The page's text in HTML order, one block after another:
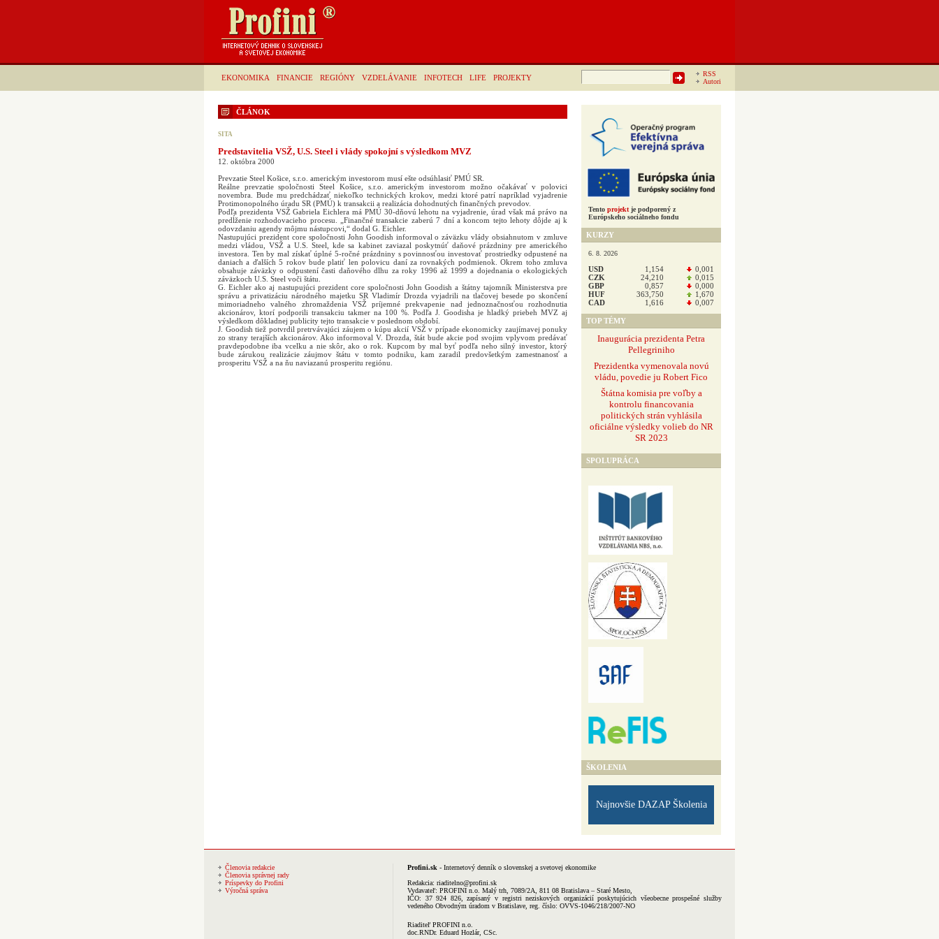
EKONOMIKA FINANCIE REGIÓNY VZDELÁVANIE INFOTECH LIFE PROJEKTY
RSS
Autori
Hľadať:
ČLÁNOK
SITA
Predstavitelia VSŽ, U.S. Steel i vlády spokojní s výsledkom MVZ
12. októbra 2000
Prevzatie Steel Košice, s.r.o. americkým investorom musí ešte odsúhlasiť PMÚ SR.
Reálne prevzatie spoločnosti Steel Košice, s.r.o. americkým investorom možno očakávať v polovici
novembra. Bude mu predchádzať niekoľko technických krokov, medzi ktoré patrí napríklad vyjadrenie
Protimonopolného úradu SR (PMÚ) k transakcii a realizácia dohodnutých finančných prevodov.
Podľa prezidenta VSŽ Gabriela Eichlera má PMÚ 30-dňovú lehotu na vyjadrenie, úrad však má právo na
predĺženie rozhodovacieho procesu. „Finančné transakcie zaberú 7 dní a koncom tejto lehoty dôjde aj k
odovzdaniu agendy môjmu nástupcovi,“ dodal G. Eichler.
Nastupujúci prezident core spoločnosti John Goodish informoval o záväzku vlády obsiahnutom v zmluve
medzi vládou, VSŽ a U.S. Steel, kde sa kabinet zaviazal poskytnúť daňové prázdniny pre amerického
investora. Ten by mal získať úplné 5-ročné prázdniny s povinnosťou investovať prostriedky odpustené na
daniach a ďalších 5 rokov bude platiť len polovicu daní za rovnakých podmienok. Okrem toho zmluva
obsahuje záväzky o odpustení časti daňového dlhu za roky 1996 až 1999 a dojednania o ekologických
záväzkoch U.S. Steel voči štátu.
G. Eichler ako aj nastupujúci prezident core spoločnosti John Goodish a štátny tajomník Ministerstva pre
správu a privatizáciu národného majetku SR Vladimír Drozda vyjadrili na tlačovej besede po skončení
mimoriadneho valného zhromaždenia VSŽ príjemné prekvapenie nad jednoznačnosťou rozhodnutia
akcionárov, ktorí podporili transakciu takmer na 100 %. Podľa J. Goodisha je hladký priebeh MVZ aj
výsledkom dôkladnej publicity tejto transakcie v poslednom období.
J. Goodish tiež potvrdil pretrvávajúci záujem o kúpu akcií VSŽ v prípade ekonomicky zaujímavej ponuky
zo strany terajších akcionárov. Ako informoval V. Drozda, štát bude akcie pod svojim vplyvom predávať
pravdepodobne iba vcelku a nie skôr, ako o rok. Kupcom by mal byť podľa neho silný investor, ktorý
bude zárukou realizácie záujmov štátu v tomto podniku, kam zaradil predovšetkým zamestnanosť a
prosperitu VSŽ a na ňu naviazanú prosperitu regiónu.
Tento projekt je podporený z
Európskeho sociálneho fondu
KURZY
6. 8. 2026
USD 1,154
0,001
CZK
24,210
0,015
GBP
0,857
0,000
HUF
363,750
1,670
CAD
1,616 0,007
TOP TÉMY
Inaugurácia prezidenta Petra
Pellegriniho
Prezidentka vymenovala novú
vládu, povedie ju Robert Fico
Štátna komisia pre voľby a
kontrolu financovania
politických strán vyhlásila
oficiálne výsledky volieb do NR
SR 2023
SPOLUPRÁCA
ŠKOLENIA
Najnovšie DAZAP Školenia
Členovia redakcie
Členovia správnej rady
Príspevky do Profini
Výročná správa
Profini.sk - Internetový denník o slovenskej a svetovej ekonomike
Redakcia: riaditelno@profini.sk
Vydavateľ: PROFINI n.o. Malý trh, 7089/2A, 811 08 Bratislava – Staré Mesto,
IČO: 37 924 826, zapísaný v registri neziskových organizácií poskytujúcich všeobecne prospešné služby
vedeného Obvodným úradom v Bratislave, reg. číslo: OVVS-1046/218/2007-NO
Riaditeľ PROFINI n.o.
doc.RNDr. Eduard Hozlár, CSc.